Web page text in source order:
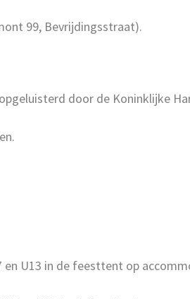
99, Bevrijdingsstraat).
door de Koninklijke
U13 in de feesttent op